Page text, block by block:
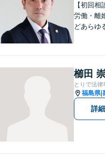
【初回相
労働・離
どあらゆ
くことを
す。お困
談くださ
櫛田
とりで法律
福島県|
詳